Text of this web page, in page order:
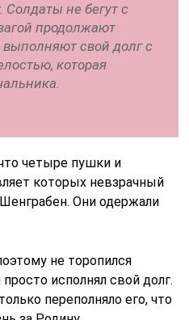
Солдаты не бегут с
продолжают
свой долг с
которая
четыре пушки и
которых невзрачный
Они одержали
не торопился
исполнял свой долг.
переполняло его, что